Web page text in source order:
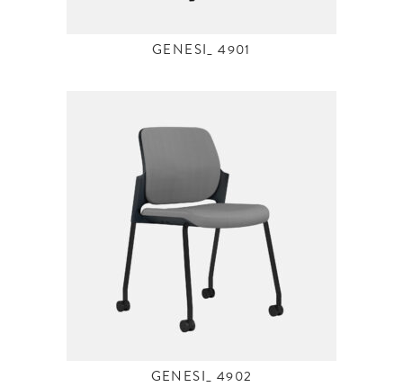
GENESI_ 4901
GENESI_ 4902